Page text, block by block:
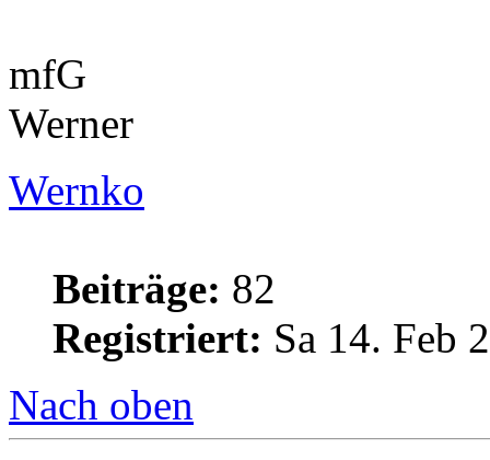
mfG
Werner
Wernko
Beiträge: 82
Registriert: Sa 14. Feb
Nach oben